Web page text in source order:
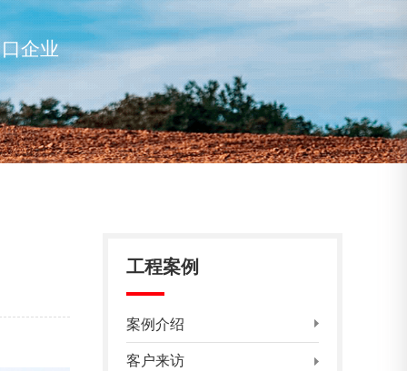
企业
工程案例
案例介绍
客户来访